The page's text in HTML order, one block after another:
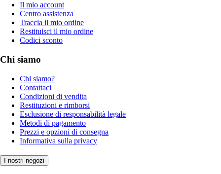
Il mio account
Centro assistenza
Traccia il mio ordine
Restituisci il mio ordine
Codici sconto
Chi siamo
Chi siamo?
Contattaci
Condizioni di vendita
Restituzioni e rimborsi
Esclusione di responsabilità legale
Metodi di pagamento
Prezzi e opzioni di consegna
Informativa sulla privacy
I nostri negozi